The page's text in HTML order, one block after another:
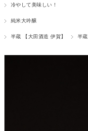
冷やして美味しい！
純米大吟醸
半蔵 【大田酒造 伊賀】 半蔵